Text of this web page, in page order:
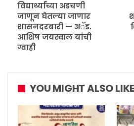
विद्यार्थ्यांच्या अडचणी
जाणून घेतल्या जाणार
शासनदरबारी — अॅड.
आशिष जयस्वाल यांची
ग्वाही
YOU MIGHT ALSO LIKE